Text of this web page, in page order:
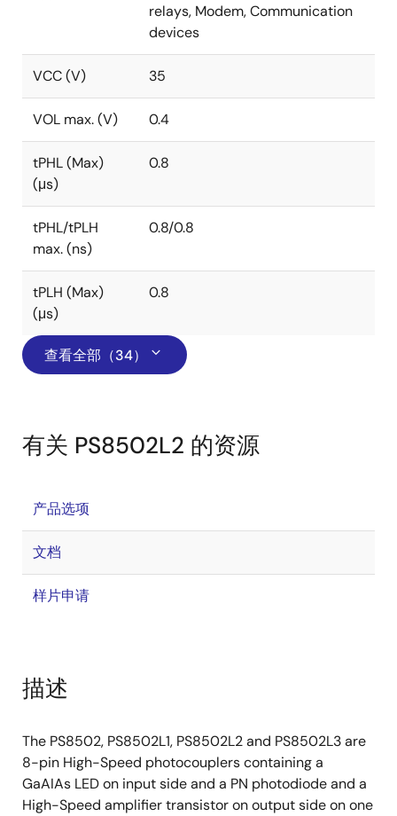
relays, Modem, Communication
devices
VCC (V) 35
VOL max. (V) 0.4
tPHL (Max)
(μs)
0.8
tPHL/tPLH
max. (ns)
0.8/0.8
tPLH (Max)
(μs)
0.8
查看全部（34）
有关 PS8502L2 的资源
产品选项
文档
样片申请
描述
The PS8502, PS8502L1, PS8502L2 and PS8502L3 are
8-pin High-Speed photocouplers containing a
GaAIAs LED on input side and a PN photodiode and a
High-Speed amplifier transistor on output side on one